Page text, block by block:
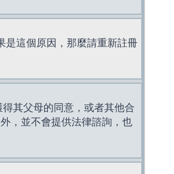
是這個原因，那麼請重新註冊
其父母的同意，或者其他合
，並不會提供法律諮詢，也